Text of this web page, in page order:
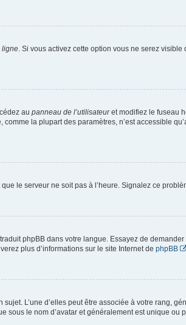
ligne . Si vous activez cette option vous ne serez
au panneau de l’utilisateuret modifiez le fuseau
la plupart des paramètres, n’est accessible
le serveur ne soit pas à l’heure. Signalez ce
phpBB dans votre langue. Essayez de
plus d’informations sur le site Internet de phpBB
L’une d’elles peut être associée à votre rang,
sous le nom d’avatar et généralement est unique ou